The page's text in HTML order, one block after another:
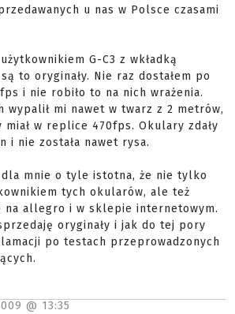
u nas w Polsce czasami
G-C3 z wkładką
to oryginały. Nie raz dostałem po
i nie robiło to na nich wrażenia.
wypalił mi nawet w twarz z 2 metrów,
miał w replice 470fps. Okulary zdały
i nie została nawet rysa.
mnie o tyle istotna, że nie tylko
tych okularów, ale też
na allegro i w sklepie internetowym.
oryginały i jak do tej pory
po testach przeprowadzonych
@ 13:35